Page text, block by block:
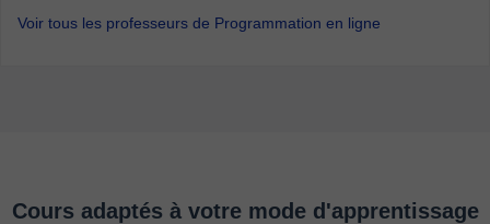
Voir tous les professeurs de Programmation en ligne
Cours adaptés à votre mode d'apprentissage